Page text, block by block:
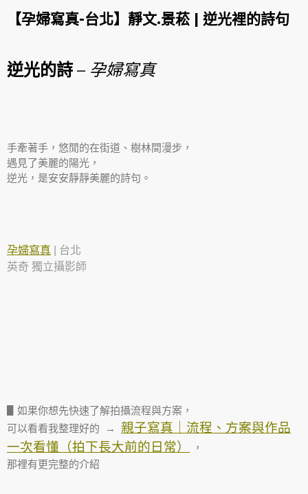
【孕婦寫真-台北】靜文.景菘 | 逆光裡的詩句
逆光的詩 – 孕婦寫真
手牽著手，悠閒的在街道、樹林間漫步，
遇見了美麗的陽光，
逆光，是安安靜靜美麗的詩句。
孕婦寫真 | 台北
英奇 獨立攝影師
▋如果你想先快速了解拍攝流程與方案，
可以看看我整理好的 → 親子寫真｜流程、方案與作品
一次看懂（拍下長大前的日常）
，
那裡有更完整的介紹